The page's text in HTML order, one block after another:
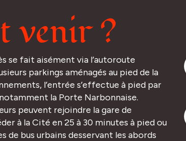
venir ?
se fait aisément via l’autoroute
parkings aménagés au pied de la
l’entrée s’effectue à pied par
la Porte Narbonnaise.
peuvent rejoindre la gare de
à la Cité en 25 à 30 minutes à pied ou
de bus urbains desservant les abords